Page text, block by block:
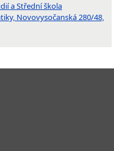
a Střední škola
Novovysočanská 280/48,